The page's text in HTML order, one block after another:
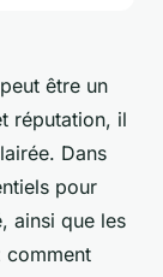
être un
réputation, il
Dans
pour
ainsi que les
comment